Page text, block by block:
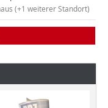
(+1 weiterer Standort)